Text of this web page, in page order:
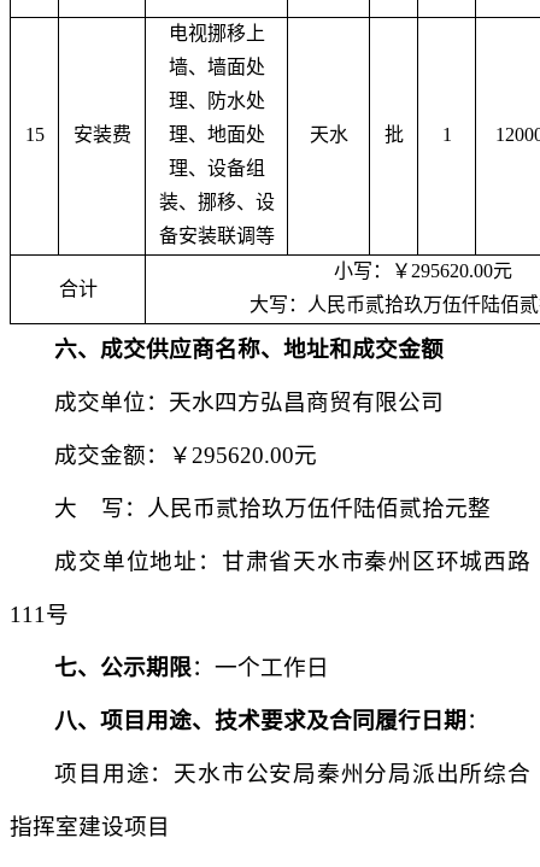
15 安装费
电视挪移上
墙、墙面处
理、防水处
理、地面处
理、设备组
装、挪移、设
备安装联调等
天水 批 1
合计
小写：￥ 295620.00元
大写 ：人民币贰拾玖万伍仟陆佰
六、成交供应商名称、地址和成交金额
成交单位：天水四方弘昌商贸有限公司
成交金额：￥ 295620.00元
大 写：人民币贰拾玖万伍仟陆佰贰拾元整
成交单位地址：甘肃省天水市秦州区环城西路
111号
七、公示期限：一个工作日
八、项目用途、技术要求及合同履行日期 ：
项目用途： 天水市公安局秦州分局派出所综合
指挥室建设项目